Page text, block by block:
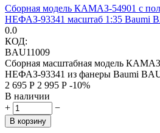
Сборная модель КАМАЗ-54901 с
НЕФАЗ-93341 масштаб 1:35 Baumi
0.0
КОД:
BAU11009
Сборная масштабная модель
НЕФАЗ-93341 из фанеры Baumi
2 695 Р 2 995 Р -10%
В наличии
+
−
В корзину